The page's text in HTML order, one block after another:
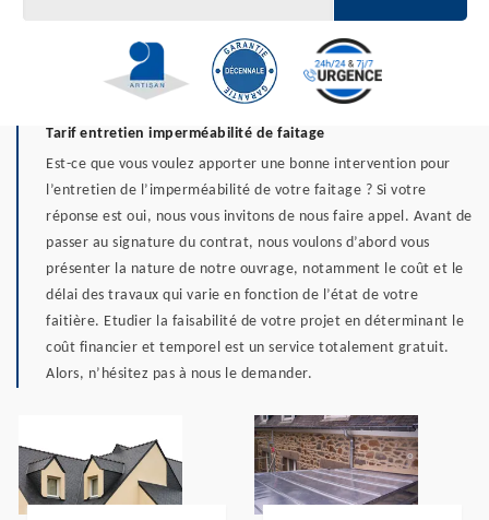
Tarif entretien imperméabilité de faitage
Est-ce que vous voulez apporter une bonne intervention pour
l’entretien de l’imperméabilité de votre faitage ? Si votre
réponse est oui, nous vous invitons de nous faire appel. Avant de
passer au signature du contrat, nous voulons d’abord vous
présenter la nature de notre ouvrage, notamment le coût et le
délai des travaux qui varie en fonction de l’état de votre
faitière. Etudier la faisabilité de votre projet en déterminant le
coût financier et temporel est un service totalement gratuit.
Alors, n’hésitez pas à nous le demander.